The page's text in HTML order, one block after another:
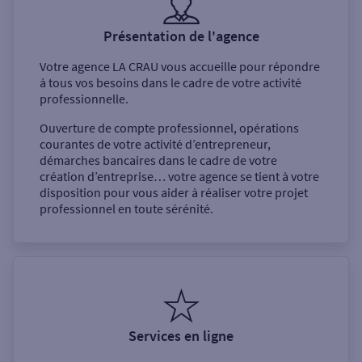
Présentation de l'agence
Votre agence LA CRAU vous accueille pour répondre
à tous vos besoins dans le cadre de votre activité
professionnelle.
Ouverture de compte professionnel, opérations
courantes de votre activité d’entrepreneur,
démarches bancaires dans le cadre de votre
création d’entreprise… votre agence se tient à votre
disposition pour vous aider à réaliser votre projet
professionnel en toute sérénité.
Services en ligne